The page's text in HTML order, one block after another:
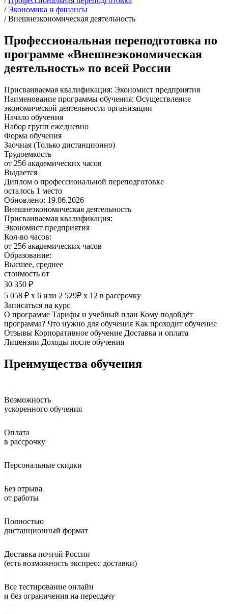
/ Экономика и финансы
/ Внешнеэкономическая деятельность
Профессиональная переподготовка по
программе «Внешнеэкономическая
деятельность» по всей России
Присваиваемая квалификация: Экономист предприятия
Наименование программы обучения: Осуществление
экономической деятельности организации
Начало обучения
Набор групп ежедневно
Форма обучения
Заочная (Только дистанционно)
Трудоемкость
от 256 академических часов
Выдается
Диплом о профессиональной переподготовке
осталось 1 место
Обновлено: 19.06.2026
Внешнеэкономическая деятельность
Присваиваемая квалификация:
Экономист предприятия
Кол-во часов:
от 256 академических часов
Образование:
Высшее, среднее
стоимость от
30 350 ₽
5 058 ₽ х 6 или 2 529₽ х 12 в рассрочку
Записаться на курс
О программе Тарифы и учебный план Кому подойдёт
программа? Что нужно для обучения Как проходит обучение
Отзывы Корпоративное обучение Доставка и оплата
Лицензии Доходы после обучения
Преимущества обучения
Возможность
ускоренного обучения
Оплата
в рассрочку
Персональные скидки
Без отрыва
от работы
Полностью
дистанционный формат
Доставка почтой России
(есть возможность экспресс доставки)
Все тестирование онлайн
и без ограничения на пересдачу